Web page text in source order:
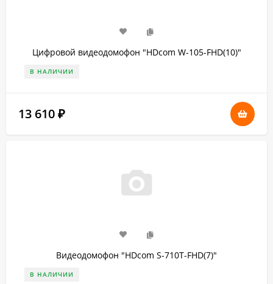
Цифровой видеодомофон "HDcom W-105-FHD(10)"
В НАЛИЧИИ
13 610 ₽
Видеодомофон "HDcom S-710T-FHD(7)"
В НАЛИЧИИ